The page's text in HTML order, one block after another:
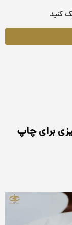
کنید
برای چاپ